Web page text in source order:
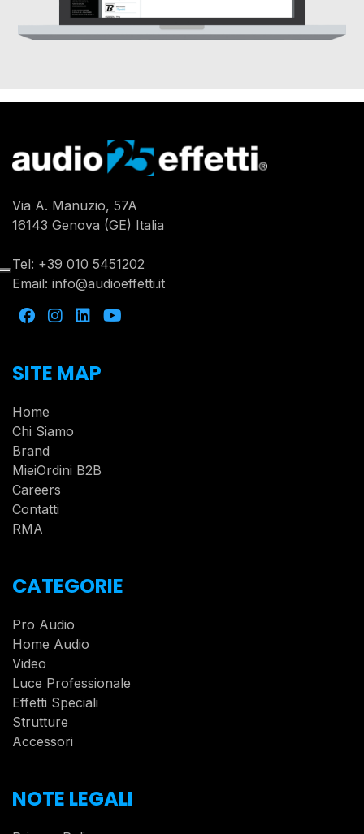
Via A. Manuzio, 57A
16143 Genova (GE) Italia
Tel: +39 010 5451202
Email: info@audioeffetti.it
SITE MAP
Home
Chi Siamo
Brand
MieiOrdini B2B
Careers
Contatti
RMA
CATEGORIE
Pro Audio
Home Audio
Video
Luce Professionale
Effetti Speciali
Strutture
Accessori
NOTE LEGALI